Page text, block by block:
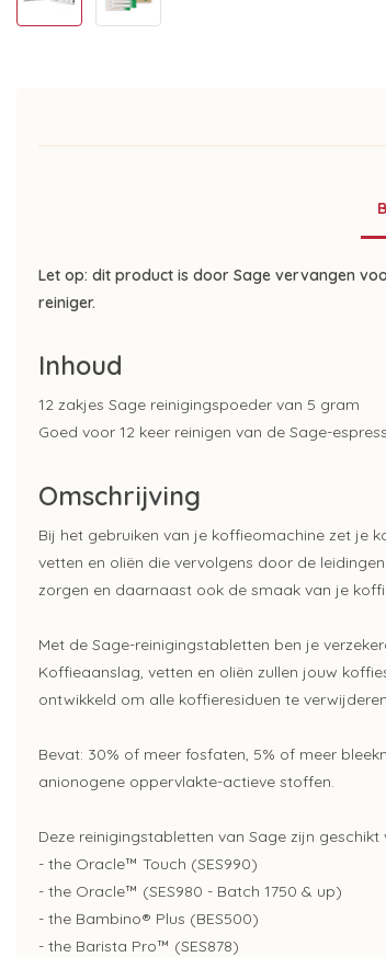
Let op: dit product is door Sage vervangen
reiniger.
Inhoud
12 zakjes Sage reinigingspoeder van 5 gram
Goed voor 12 keer reinigen van de Sage-
Omschrijving
Bij het gebruiken van je koffieomachine zet je
vetten en oliën die vervolgens door de
zorgen en daarnaast ook de smaak van je
Met de Sage-reinigingstabletten ben je
Koffieaanslag, vetten en oliën zullen jouw
ontwikkeld om alle koffieresiduen te
Bevat: 30% of meer fosfaten, 5% of meer
anionogene oppervlakte-actieve stoffen.
Deze reinigingstabletten van Sage zijn
- the Oracle™ Touch (SES990)
- the Oracle™ (SES980 - Batch 1750 & up)
- the Bambino® Plus (BES500)
- the Barista Pro™ (SES878)